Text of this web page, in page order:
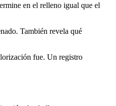
en el relleno igual que el
También revela qué
fue. Un registro